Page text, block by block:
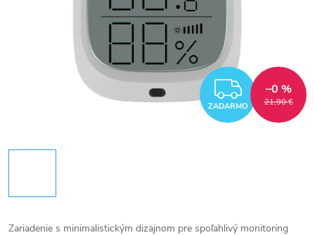
ZADARMO 21,90 €
–0 %
Zariadenie s minimalistickým dizajnom pre spoľahlivý monitoring